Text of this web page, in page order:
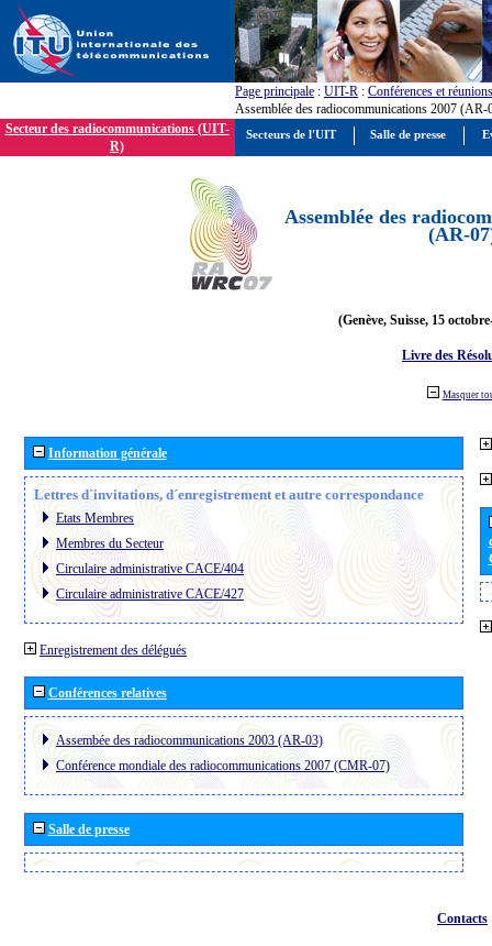
Page principale : UIT-R : Conférences et réunions
Assemblée des radiocommunications 2007 (AR-
Secteur des radiocommunications (UIT-
R)
Assemblée des
(AR-
(Genève, Suisse, 15
Livre des
Masquer
Information générale
Lettres d´invitations, d´enregistrement et autre correspondance
Etats Membres
Membres du Secteur
Circulaire administrative CACE/404
Circulaire administrative CACE/427
Enregistrement des délégués
Conférences relatives
Assembée des radiocommunications 2003 (AR-03)
Conférence mondiale des radiocommunications 2007 (CMR-07)
Salle de presse
Contacts
Secteurs de l'UIT Salle de presse